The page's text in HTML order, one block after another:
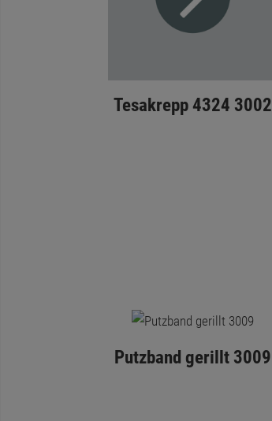
Tesakrepp 4324 3002
Putzband gerillt 3009